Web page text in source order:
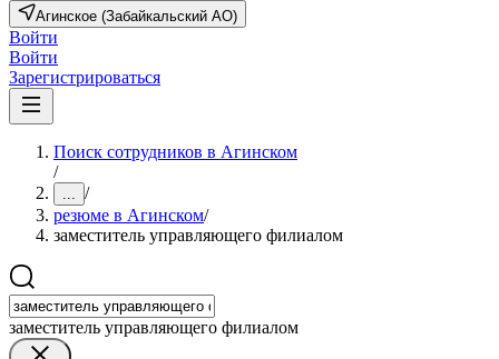
Агинское (Забайкальский АО)
Войти
Войти
Зарегистрироваться
Поиск сотрудников в Агинском
/
... /
резюме в Агинском/
заместитель управляющего филиалом
заместитель управляющего филиалом